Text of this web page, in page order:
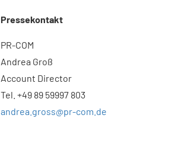
Pressekontakt
PR-COM
Andrea Groß
Account Director
Tel. +49 89 59997 803
andrea.gross@pr-com.de